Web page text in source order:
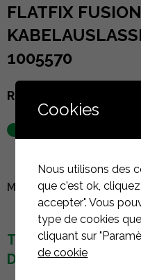
FLATFIX FUSION
1005570
Referenz :
MELDEN SIE SICH AN,
TECHNISCHE
DETAILS
Cookies
Nous utilisons des
que c'est ok,
accepter". Vous
type de cookies
cliquant sur
de cookie